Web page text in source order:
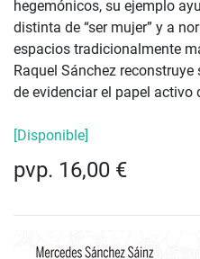
hegemónicos, su ejemplo
distinta de “ser mujer” y a
espacios tradicionalmente
Raquel Sánchez
de evidenciar el papel activo
[Disponible]
pvp. 16,00 €